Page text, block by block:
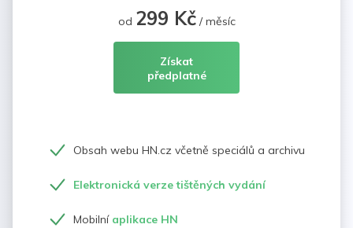
od 299 Kč/ měsíc
Získat
předplatné
Obsah webu HN.cz včetně speciálů a archivu
Elektronická verze tištěných vydání
Mobilní aplikace HN